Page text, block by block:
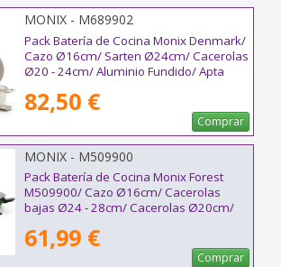
MONIX - M689902
Pack Batería de Cocina Monix Denmark/
Cazo Ø16cm/ Sarten Ø24cm/ Cacerolas
Ø20 - 24cm/ Aluminio Fundido/ Apta
82,50 €
Comprar
MONIX - M509900
Pack Batería de Cocina Monix Forest
M509900/ Cazo Ø16cm/ Cacerolas
bajas Ø24 - 28cm/ Cacerolas Ø20cm/
61,99 €
Comprar